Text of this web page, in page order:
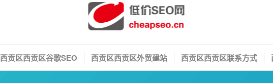
西贡区西贡区谷歌SEO 西贡区西贡区外贸建站 西贡区西贡区联系方式